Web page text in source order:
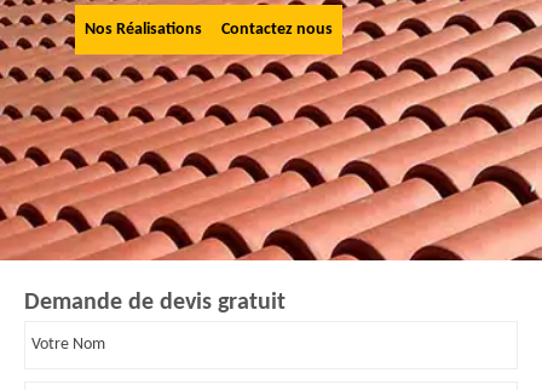
Nos Réalisations Contactez nous
Demande de devis gratuit